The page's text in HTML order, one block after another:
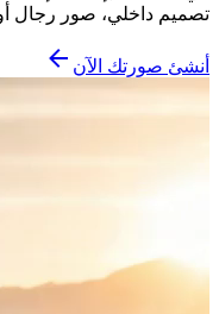
تصميم داخلي، صور رجال
أنشئ صورتك الآن